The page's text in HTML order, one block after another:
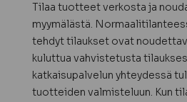
Tilaa tuotteet verkosta ja
myymälästä.
tehdyt tilaukset ovat
kuluttua vahvistetusta
katkaisupalvelun yhteydessä
tuotteiden valmisteluun. Kun